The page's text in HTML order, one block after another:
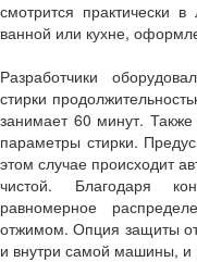
смотрится практически
ванной или кухне,
Разработчики
стирки
занимает 60 минут.
параметры стирки.
этом случае происходит
чистой. Благодаря
равномерное
отжимом. Опция защиты
и внутри самой машины,